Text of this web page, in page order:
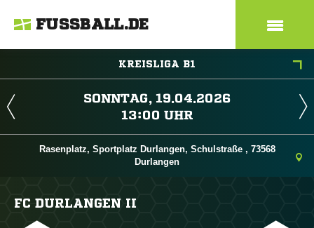
FUSSBALL.DE
KREISLIGA B1
 
 
Rasenplatz, Sportplatz Durlangen, Schulstraße , 73568
Durlangen
FC DURLANGEN II